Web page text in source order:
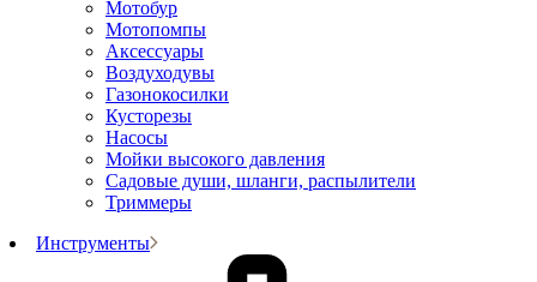
Мотобур
Мотопомпы
Аксессуары
Воздуходувы
Газонокосилки
Кусторезы
Насосы
Мойки высокого давления
Садовые души, шланги, распылители
Триммеры
Инструменты